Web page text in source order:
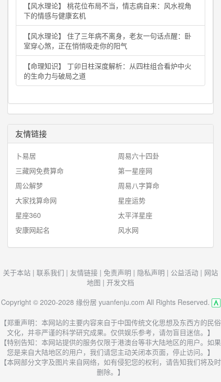
【风水理论】 桃花位布局不当，情志病自来：风水视角
下的情感与健康玄机
【风水理论】 住了三年病不离身，老友一句话点醒：卧
室穿心煞，正在悄悄吸走你的阳气
【命理知识】 丁卯日柱深度解析：从四柱组合看炉中火
的生命力与破局之道
友情链接
卜易居
周易六十四卦
三藏网免费算命
第一星座网
周公解梦
周易八字算命
大家找算命网
星座运势
星座360
太平洋星座
安康网起名
风水网
关于本站 | 联系我们 | 友情链接 | 免责声明 | 隐私声明 | 公益活动 | 网站
地图 | 开发文档
Copyright © 2020-2028 缘份居 yuanfenju.com All Rights Reserved.
【郑重声明：本网站的主要内容来自于中国传统文化思想及东西方的民俗
文化，并非严谨的科学研究成果。仅供娱乐参考，请勿盲目迷信。】
【特别告知：本网站提供的服务仅限于港澳台等非大陆地区的用户。如果
您是来自大陆地区的用户，我们请您主动关闭本页面，停止访问。】
【本网部分文字及图片来自网络，如有侵犯您的权利，请告知我们将及时
删除。】